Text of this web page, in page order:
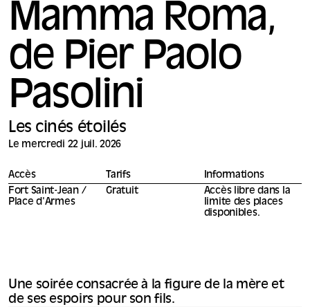
Mamma Roma,
de Pier Paolo
Pasolini
Les cinés étoilés
Le mercredi 22 juil. 2026
Accès
Fort Saint-Jean /
Place d'Armes
Tarifs
Gratuit
Informations
Accès libre dans la
limite des places
disponibles.
Une soirée consacrée à la figure de la mère et
de ses espoirs pour son fils.